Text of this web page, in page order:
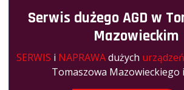
Serwis dużego AGD w
Mazowieckim
SERWIS i NAPRAWAdużych
Tomaszowa Mazowieckiego